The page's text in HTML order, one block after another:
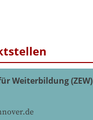
Weiterbildung (ZEW)